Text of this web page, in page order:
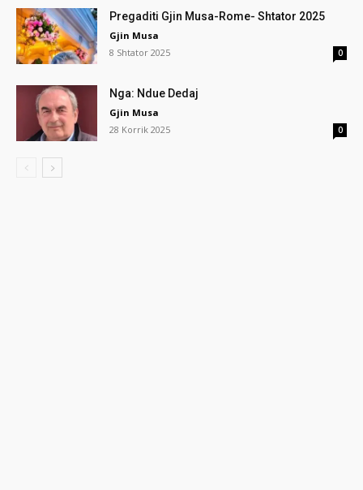
Pregaditi Gjin Musa-Rome- Shtator 2025
Gjin Musa
8 Shtator 2025
0
Nga: Ndue Dedaj
Gjin Musa
28 Korrik 2025
0